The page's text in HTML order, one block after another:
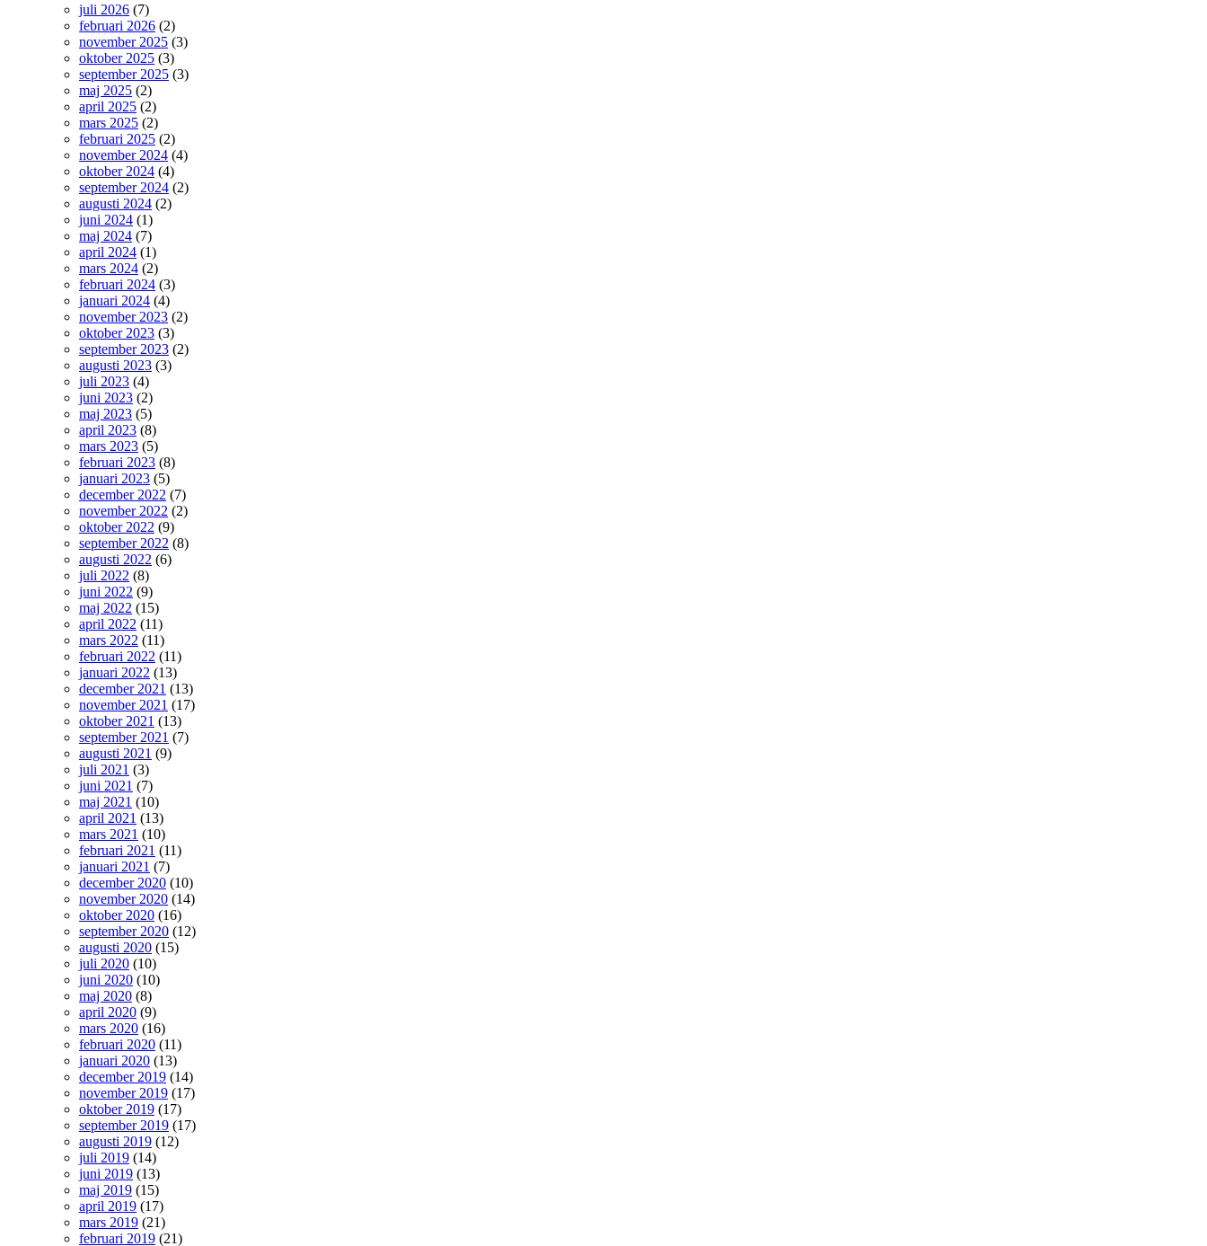
juli 2026 (7)
februari 2026 (2)
november 2025 (3)
oktober 2025 (3)
september 2025 (3)
maj 2025 (2)
april 2025 (2)
mars 2025 (2)
februari 2025 (2)
november 2024 (4)
oktober 2024 (4)
september 2024 (2)
augusti 2024 (2)
juni 2024 (1)
maj 2024 (7)
april 2024 (1)
mars 2024 (2)
februari 2024 (3)
januari 2024 (4)
november 2023 (2)
oktober 2023 (3)
september 2023 (2)
augusti 2023 (3)
juli 2023 (4)
juni 2023 (2)
maj 2023 (5)
april 2023 (8)
mars 2023 (5)
februari 2023 (8)
januari 2023 (5)
december 2022 (7)
november 2022 (2)
oktober 2022 (9)
september 2022 (8)
augusti 2022 (6)
juli 2022 (8)
juni 2022 (9)
maj 2022 (15)
april 2022 (11)
mars 2022 (11)
februari 2022 (11)
januari 2022 (13)
december 2021 (13)
november 2021 (17)
oktober 2021 (13)
september 2021 (7)
augusti 2021 (9)
juli 2021 (3)
juni 2021 (7)
maj 2021 (10)
april 2021 (13)
mars 2021 (10)
februari 2021 (11)
januari 2021 (7)
december 2020 (10)
november 2020 (14)
oktober 2020 (16)
september 2020 (12)
augusti 2020 (15)
juli 2020 (10)
juni 2020 (10)
maj 2020 (8)
april 2020 (9)
mars 2020 (16)
februari 2020 (11)
januari 2020 (13)
december 2019 (14)
november 2019 (17)
oktober 2019 (17)
september 2019 (17)
augusti 2019 (12)
juli 2019 (14)
juni 2019 (13)
maj 2019 (15)
april 2019 (17)
mars 2019 (21)
februari 2019 (21)